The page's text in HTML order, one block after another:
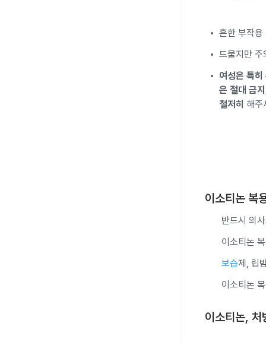
흔한 부작
드물지만
여성은 특히
은 절대 금
철저히 해주
이소티논 복
반드시 의
이소티논
보습제, 립
이소티논
이소티논, 처